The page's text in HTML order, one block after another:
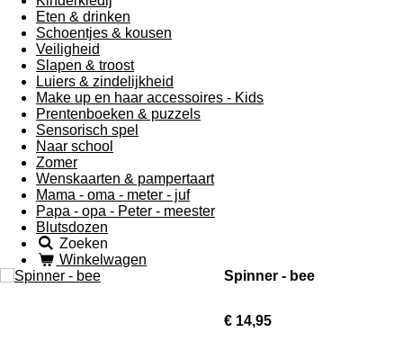
Eten & drinken
Schoentjes & kousen
Veiligheid
Slapen & troost
Luiers & zindelijkheid
Make up en haar accessoires - Kids
Prentenboeken & puzzels
Sensorisch spel
Naar school
Zomer
Wenskaarten & pampertaart
Mama - oma - meter - juf
Papa - opa - Peter - meester
Blutsdozen
Zoeken
Winkelwagen
Spinner - bee
€ 14,95